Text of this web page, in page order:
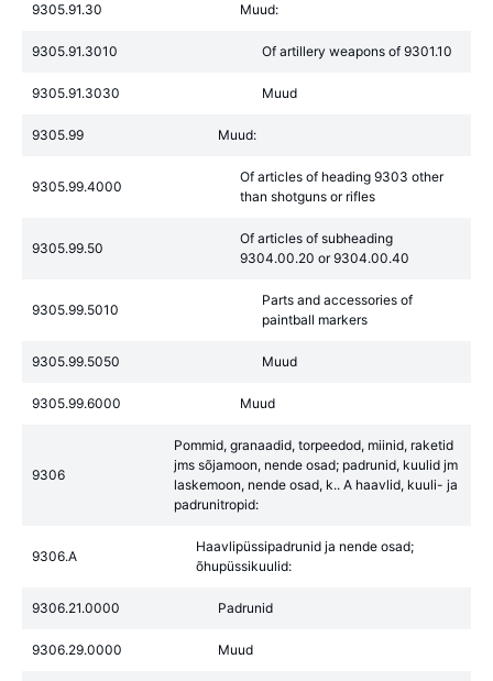
9305.91.30 Muud:
9305.91.3010 Of artillery weapons of 9301.10
9305.91.3030 Muud
9305.99 Muud:
9305.99.4000
Of articles of heading 9303 other
than shotguns or rifles
9305.99.50
Of articles of subheading
9304.00.20 or 9304.00.40
9305.99.5010
Parts and accessories of
paintball markers
9305.99.5050 Muud
9305.99.6000 Muud
9306
Pommid, granaadid, torpeedod, miinid, raketid
jms sõjamoon, nende osad; padrunid, kuulid jm
laskemoon, nende osad, k.. A haavlid, kuuli- ja
padrunitropid:
9306.A
Haavlipüssipadrunid ja nende osad;
õhupüssikuulid:
9306.21.0000 Padrunid
9306.29.0000 Muud